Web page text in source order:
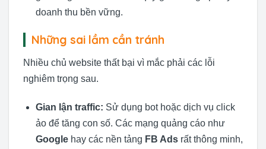
doanh thu bền vững.
Những sai lầm cần tránh
Nhiều chủ website thất bại vì mắc phải các lỗi
nghiêm trọng sau.
Gian lận traffic: Sử dụng bot hoặc dịch vụ click
ảo để tăng con số. Các mạng quảng cáo như
Googlehay các nền tảng FB Adsrất thông minh,